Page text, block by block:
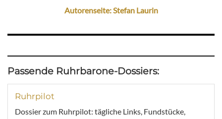
Autorenseite: Stefan Laurin
Passende Ruhrbarone-Dossiers:
Ruhrpilot
Dossier zum Ruhrpilot: tägliche Links, Fundstücke,